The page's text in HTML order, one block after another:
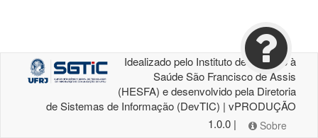
Idealizado pelo Instituto de Atenção à
Saúde São Francisco de Assis
(HESFA) e desenvolvido pela Diretoria
de Sistemas de Informação (DevTIC) | vPRODUÇÃO
1.0.0 |
Sobre